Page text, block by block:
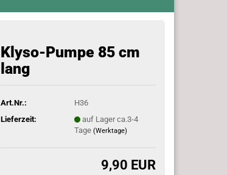
Klyso-Pumpe 85 cm
lang
Art.Nr.:
H36
Lieferzeit:
auf Lager ca.3-4
Tage(Werktage)
9,90 EUR